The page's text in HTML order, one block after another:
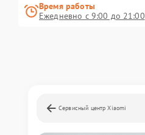
Время работы
Ежедневно с 9:00 до 21:00
Сервисный центр Xiaomi